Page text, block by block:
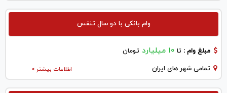
وام بانکی با دو سال تنفس
مبلغ وام : تا 10 میلیارد تومان
اطلاعات بیشتر > تمامی شهر های ایران